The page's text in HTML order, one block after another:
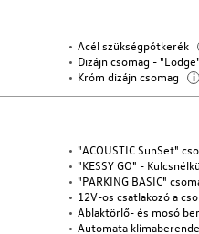
Acél szükségpótkerék
Dizájn csomag - "Lodge"
Króm dizájn csomag i
"ACOUSTIC SunSet"
"KESSY GO" -
"PARKING BASIC"
12V-os csatlakozó a
Ablaktörlő- és mosó
Automata